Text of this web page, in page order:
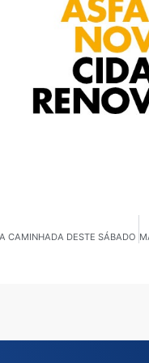
CAMINHADA DESTE SÁBADO